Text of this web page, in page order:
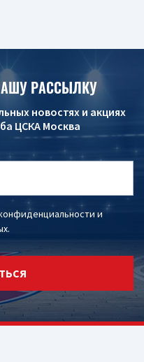
РАССЫЛКУ
новостях и акциях
ЦСКА Москва
и
.